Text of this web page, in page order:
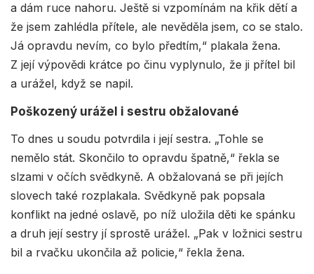
a dám ruce nahoru. Ještě si vzpomínám na křik dětí a
že jsem zahlédla přítele, ale nevěděla jsem, co se stalo.
Já opravdu nevím, co bylo předtím,“ plakala žena.
Z její výpovědi krátce po činu vyplynulo, že ji přítel bil
a urážel, když se napil.
Poškozený urážel i sestru obžalované
To dnes u soudu potvrdila i její sestra. „Tohle se
nemělo stát. Skončilo to opravdu špatně,“ řekla se
slzami v očích svědkyně. A obžalovaná se při jejích
slovech také rozplakala. Svědkyně pak popsala
konflikt na jedné oslavě, po níž uložila děti ke spánku
a druh její sestry jí sprostě urážel. „Pak v ložnici sestru
bil a rvačku ukončila až policie,“ řekla žena.